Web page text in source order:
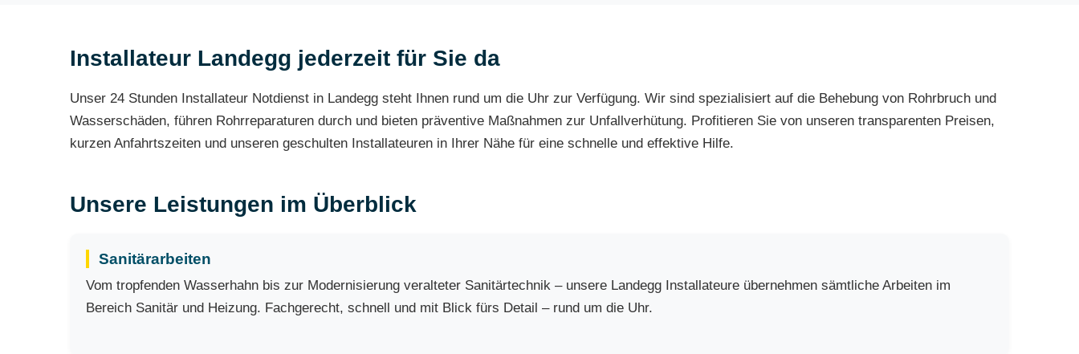
Installateur Landegg jederzeit für Sie da
Unser 24 Stunden Installateur Notdienst in Landegg steht Ihnen rund um die Uhr zur Verfügung. Wir sind spezialisiert auf die Behebung von Rohrbruch und
Wasserschäden, führen Rohrreparaturen durch und bieten präventive Maßnahmen zur Unfallverhütung. Profitieren Sie von unseren transparenten Preisen,
kurzen Anfahrtszeiten und unseren geschulten Installateuren in Ihrer Nähe für eine schnelle und effektive Hilfe.
Unsere Leistungen im Überblick
Sanitärarbeiten
Vom tropfenden Wasserhahn bis zur Modernisierung veralteter Sanitärtechnik – unsere Landegg Installateure übernehmen sämtliche Arbeiten im
Bereich Sanitär und Heizung. Fachgerecht, schnell und mit Blick fürs Detail – rund um die Uhr.